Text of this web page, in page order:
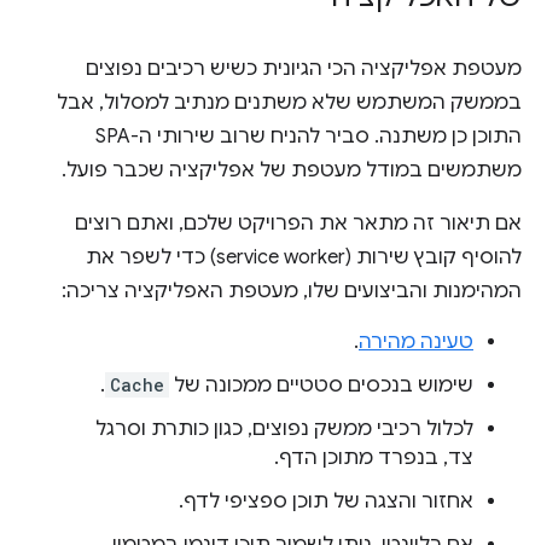
מעטפת אפליקציה הכי הגיונית כשיש רכיבים נפוצים
בממשק המשתמש שלא משתנים מנתיב למסלול, אבל
התוכן כן משתנה. סביר להניח שרוב שירותי ה-SPA
משתמשים במודל מעטפת של אפליקציה שכבר פועל.
אם תיאור זה מתאר את הפרויקט שלכם, ואתם רוצים
להוסיף קובץ שירות (service worker) כדי לשפר את
המהימנות והביצועים שלו, מעטפת האפליקציה צריכה:
טעינה מהירה.
שימוש בנכסים סטטיים ממכונה של Cache
.
לכלול רכיבי ממשק נפוצים, כגון כותרת וסרגל
צד, בנפרד מתוכן הדף.
אחזור והצגה של תוכן ספציפי לדף.